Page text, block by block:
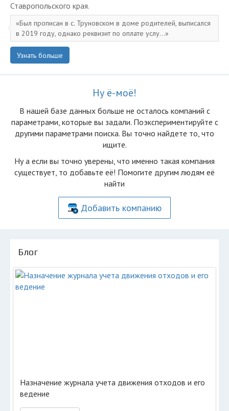
Ставропольского края.
Был прописан в с. Труновском в доме родителей, выписался
в 2019 году, однако реквизит по оплате услу...
Узнать больше
Ну ё-моё!
В нашей базе данных больше не осталоcь компаний с
параметрами, которые вы задали. Поэкспериментируйте с
другими параметрами поиска. Вы точно найдете то, что
ищите.
Ну а если вы точно уверены, что именно такая компания
существует, то добавьте её! Помогите другим людям её
найти
Добавить компанию
Блог
Назначение журнала учета движения отходов и его
ведение